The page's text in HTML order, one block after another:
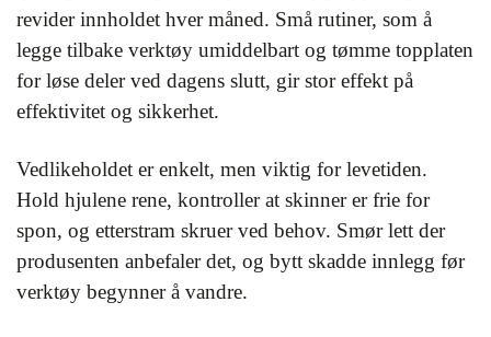
revider innholdet hver måned. Små rutiner, som å
legge tilbake verktøy umiddelbart og tømme topplaten
for løse deler ved dagens slutt, gir stor effekt på
effektivitet og sikkerhet.
Vedlikeholdet er enkelt, men viktig for levetiden.
Hold hjulene rene, kontroller at skinner er frie for
spon, og etterstram skruer ved behov. Smør lett der
produsenten anbefaler det, og bytt skadde innlegg før
verktøy begynner å vandre.